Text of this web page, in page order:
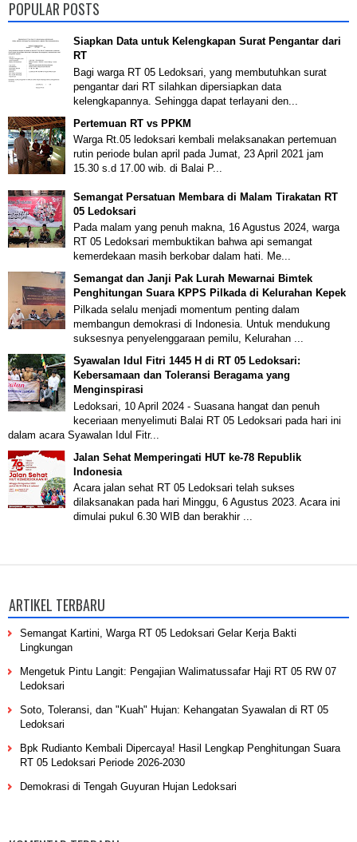
POPULAR POSTS
Siapkan Data untuk Kelengkapan Surat Pengantar dari
RT
Bagi warga RT 05 Ledoksari, yang membutuhkan surat
pengantar dari RT silahkan dipersiapkan data
kelengkapannya. Sehingga dapat terlayani den...
Pertemuan RT vs PPKM
Warga Rt.05 ledoksari kembali melaksanakan pertemuan
rutin periode bulan april pada Jumat, 23 April 2021 jam
15.30 s.d 17.00 wib. di Balai P...
Semangat Persatuan Membara di Malam Tirakatan RT
05 Ledoksari
Pada malam yang penuh makna, 16 Agustus 2024, warga
RT 05 Ledoksari membuktikan bahwa api semangat
kemerdekaan masih berkobar dalam hati. Me...
Semangat dan Janji Pak Lurah Mewarnai Bimtek
Penghitungan Suara KPPS Pilkada di Kelurahan Kepek
Pilkada selalu menjadi momentum penting dalam
membangun demokrasi di Indonesia. Untuk mendukung
suksesnya penyelenggaraan pemilu, Kelurahan ...
Syawalan Idul Fitri 1445 H di RT 05 Ledoksari:
Kebersamaan dan Toleransi Beragama yang
Menginspirasi
Ledoksari, 10 April 2024 - Suasana hangat dan penuh
keceriaan menyelimuti Balai RT 05 Ledoksari pada hari ini
dalam acara Syawalan Idul Fitr...
Jalan Sehat Memperingati HUT ke-78 Republik
Indonesia
Acara jalan sehat RT 05 Ledoksari telah sukses
dilaksanakan pada hari Minggu, 6 Agustus 2023. Acara ini
dimulai pukul 6.30 WIB dan berakhir ...
ARTIKEL TERBARU
Semangat Kartini, Warga RT 05 Ledoksari Gelar Kerja Bakti
Lingkungan
Mengetuk Pintu Langit: Pengajian Walimatussafar Haji RT 05 RW 07
Ledoksari
Soto, Toleransi, dan "Kuah" Hujan: Kehangatan Syawalan di RT 05
Ledoksari
Bpk Rudianto Kembali Dipercaya! Hasil Lengkap Penghitungan Suara
RT 05 Ledoksari Periode 2026-2030
Demokrasi di Tengah Guyuran Hujan Ledoksari